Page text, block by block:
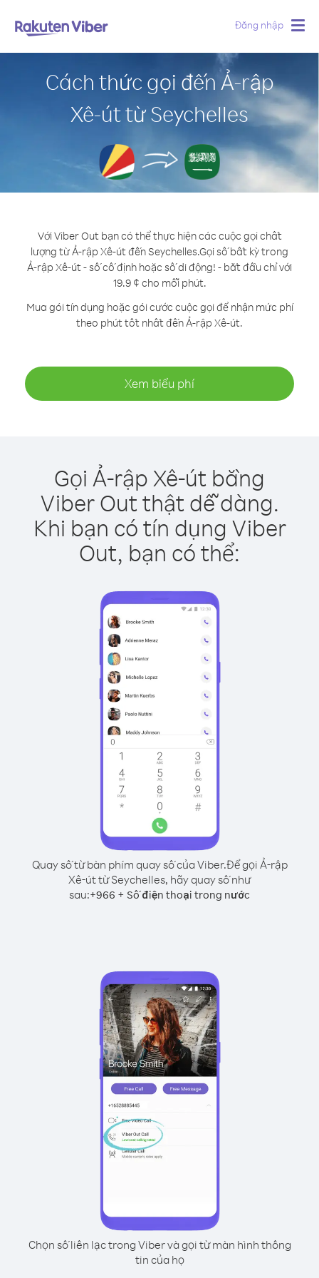
Đăng nhập
Cách thức gọi đến Ả-rập
Xê-út từ Seychelles
Với Viber Out bạn có thể thực hiện các cuộc gọi chất
lượng từ Ả-rập Xê-út đến Seychelles.Gọi số bất kỳ trong
Ả-rập Xê-út - số cố định hoặc số di động! - bắt đầu chỉ với
19.9 ¢ cho mỗi phút.
Mua gói tín dụng hoặc gói cước cuộc gọi để nhận mức phí
theo phút tốt nhất đến Ả-rập Xê-út.
Xem biểu phí
Gọi Ả-rập Xê-út bằng
Viber Out thật dễ dàng.
Khi bạn có tín dụng Viber
Out, bạn có thể:
Quay số từ bàn phím quay số của Viber.Để gọi Ả-rập
Xê-út từ Seychelles, hãy quay số như
sau:+966 + Số điện thoại trong nước
Chọn số liên lạc trong Viber và gọi từ màn hình thông
tin của họ